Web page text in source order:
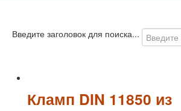
Введите заголовок для поиска...
Кламп DIN 11850 из